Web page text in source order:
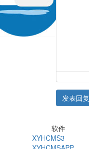
发表回复
软件
XYHCMS3